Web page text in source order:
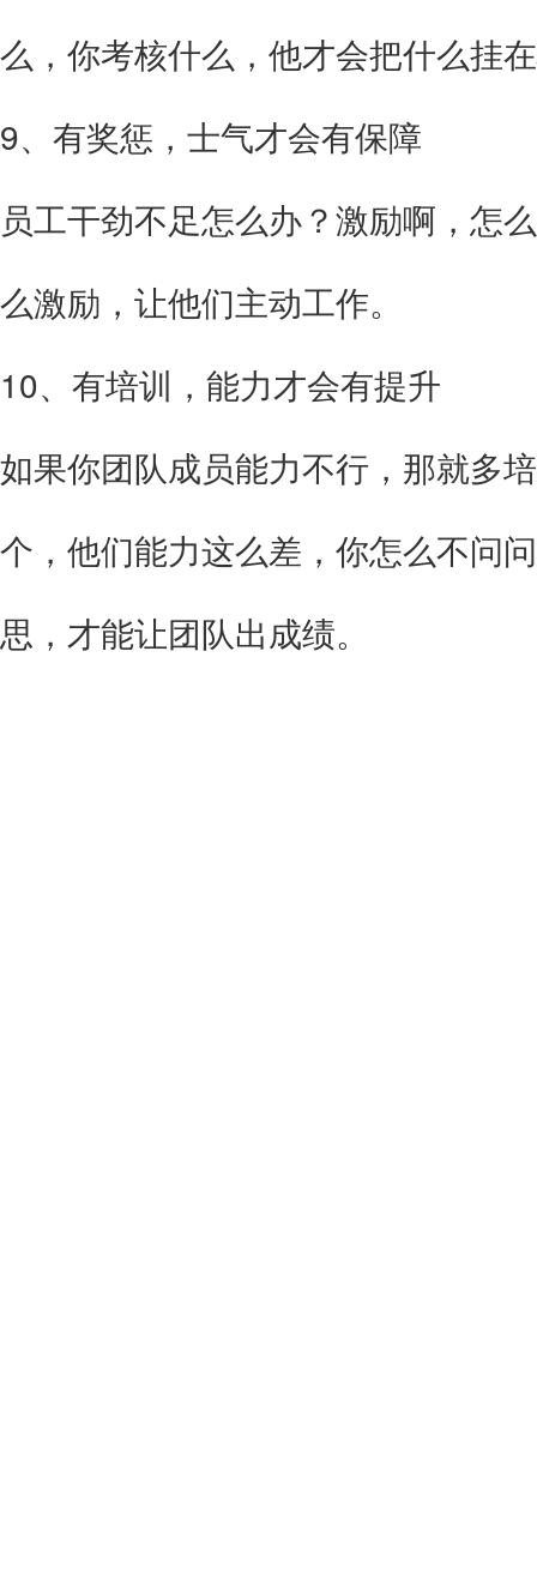
么，你考核什么，他才会把什么挂
9、有奖惩，士气才会有保障
员工干劲不足怎么办？激励啊，怎
么激励，让他们主动工作。
10、 有培训，能力才会有提升
如果你团队成员能力不行，那就多
个，他们能力这么差，你怎么不问
思，才能让团队出成绩。